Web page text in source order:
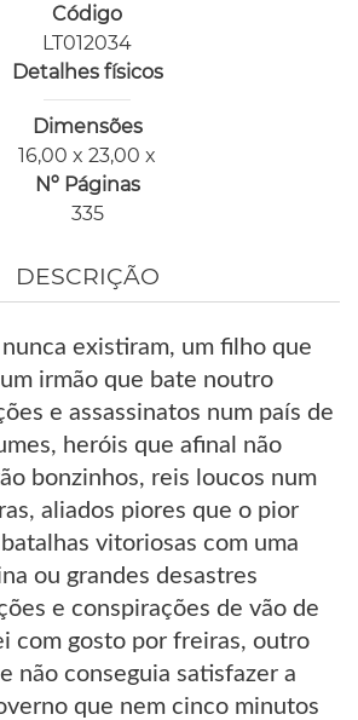
Código
LT012034
Detalhes físicos
Dimensões
16,00 x 23,00 x
Nº Páginas
335
DESCRIÇÃO
existiram, um filho que
irmão que bate noutro
e assassinatos num país de
heróis que afinal não
bonzinhos, reis loucos num
aliados piores que o pior
vitoriosas com uma
ou grandes desastres
e conspirações de vão de
com gosto por freiras, outro
não conseguia satisfazer a
que nem cinco minutos